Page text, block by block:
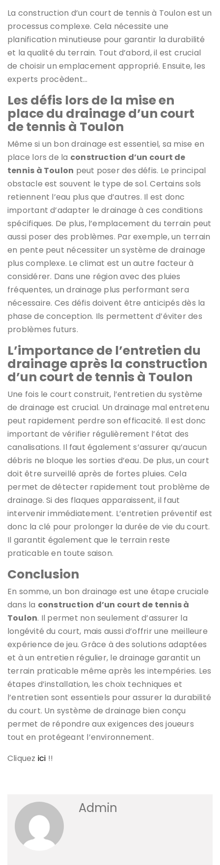
La construction d’un court de tennis à Toulon est un
processus complexe. Cela nécessite une
planification minutieuse pour garantir la durabilité
et la qualité du terrain. Tout d’abord, il est crucial
de choisir un emplacement approprié. Ensuite, les
experts procèdent…
Les défis lors de la mise en
place du drainage d’un court
de tennis à Toulon
Même si un bon drainage est essentiel, sa mise en
place lors de la construction d’un court de
tennis à Toulon peut poser des défis. Le principal
obstacle est souvent le type de sol. Certains sols
retiennent l’eau plus que d’autres. Il est donc
important d’adapter le drainage à ces conditions
spécifiques. De plus, l’emplacement du terrain peut
aussi poser des problèmes. Par exemple, un terrain
en pente peut nécessiter un système de drainage
plus complexe. Le climat est un autre facteur à
considérer. Dans une région avec des pluies
fréquentes, un drainage plus performant sera
nécessaire. Ces défis doivent être anticipés dès la
phase de conception. Ils permettent d’éviter des
problèmes futurs.
L’importance de l’entretien du
drainage après la construction
d’un court de tennis à Toulon
Une fois le court construit, l’entretien du système
de drainage est crucial. Un drainage mal entretenu
peut rapidement perdre son efficacité. Il est donc
important de vérifier régulièrement l’état des
canalisations. Il faut également s’assurer qu’aucun
débris ne bloque les sorties d’eau. De plus, un court
doit être surveillé après de fortes pluies. Cela
permet de détecter rapidement tout problème de
drainage. Si des flaques apparaissent, il faut
intervenir immédiatement. L’entretien préventif est
donc la clé pour prolonger la durée de vie du court.
Il garantit également que le terrain reste
praticable en toute saison.
Conclusion
En somme, un bon drainage est une étape cruciale
dans la construction d’un court de tennis à
Toulon. Il permet non seulement d’assurer la
longévité du court, mais aussi d’offrir une meilleure
expérience de jeu. Grâce à des solutions adaptées
et à un entretien régulier, le drainage garantit un
terrain praticable même après les intempéries. Les
étapes d’installation, les choix techniques et
l’entretien sont essentiels pour assurer la durabilité
du court. Un système de drainage bien conçu
permet de répondre aux exigences des joueurs
tout en protégeant l’environnement.
Cliquez ici !!
Admin